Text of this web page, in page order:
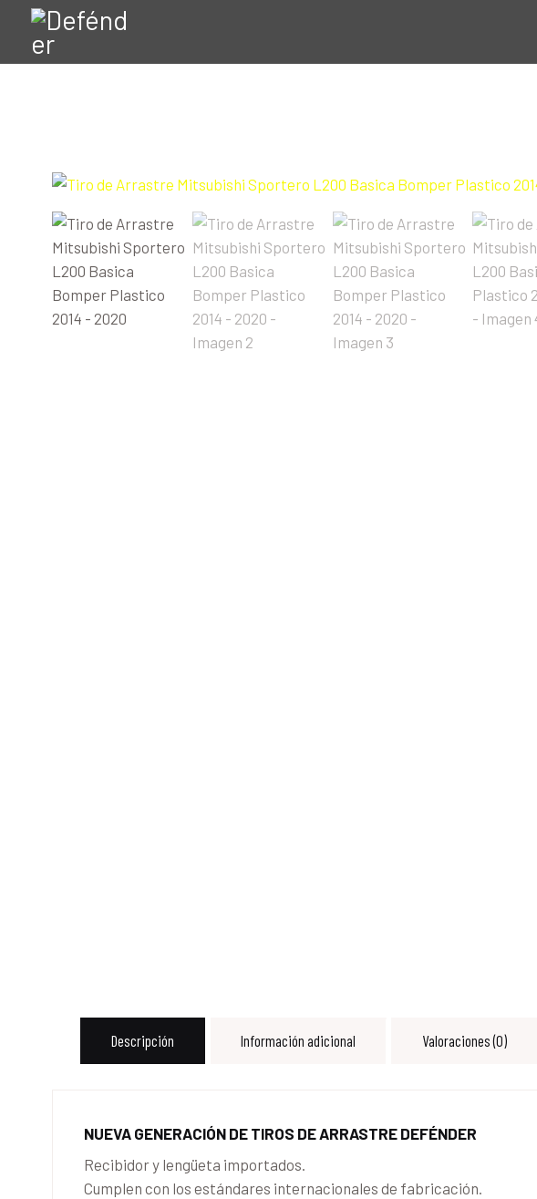
NOSOTROS
RECURSOS
BLOG
CONTACTO
Descripción Información adicional Valoraciones (0)
NUEVA GENERACIÓN DE TIROS DE ARRASTRE DEFÉNDER
Recibidor y lengüeta importados.
Cumplen con los estándares internacionales de fabricación.